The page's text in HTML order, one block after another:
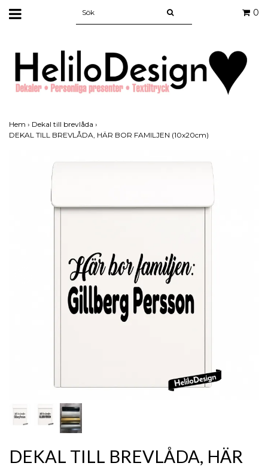
0
Hem › Dekal till brevlåda ›
DEKAL TILL BREVLÅDA, HÄR BOR FAMILJEN (10x20cm)
DEKAL TILL BREVLÅDA, HÄR